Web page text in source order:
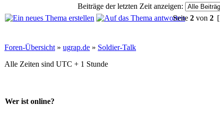
Beiträge der letzten Zeit anzeigen:
Seite 2 von 2
Foren-Übersicht » ugrap.de » Soldier-Talk
Alle Zeiten sind UTC + 1 Stunde
Wer ist online?